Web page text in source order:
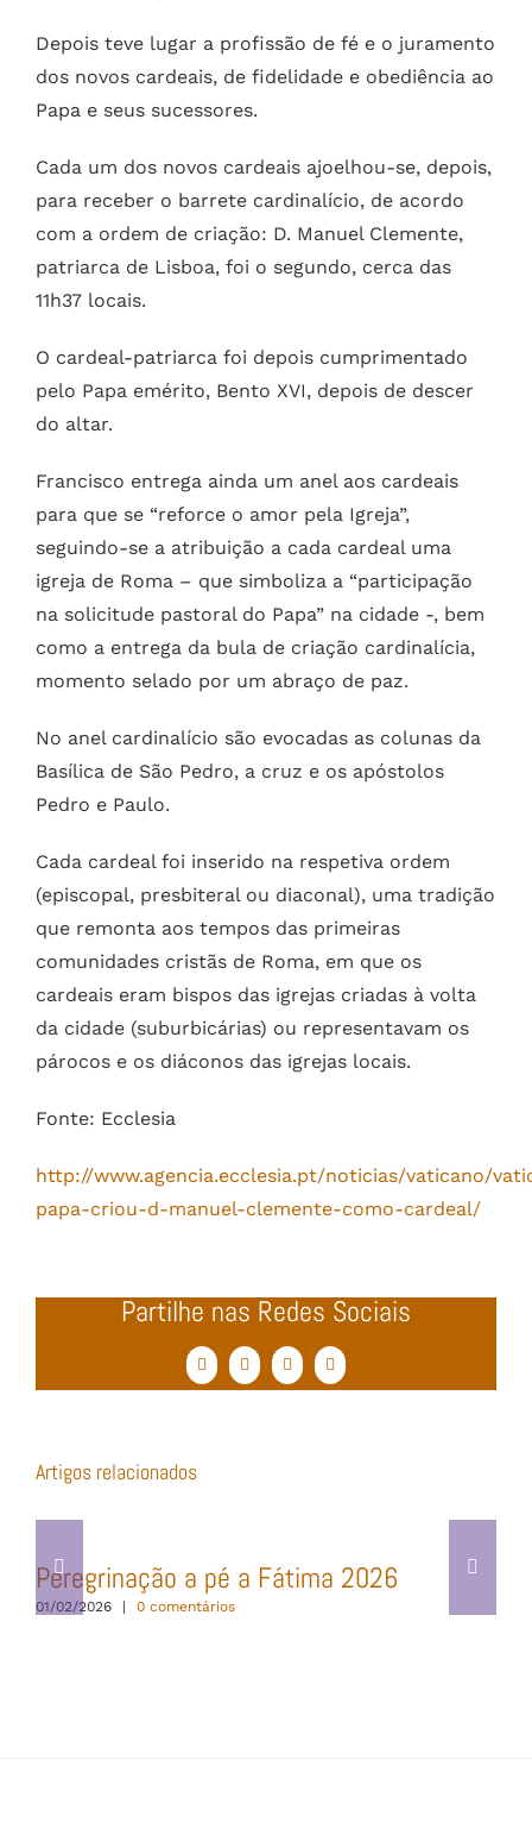
Depois teve lugar a profissão de fé e o juramento
dos novos cardeais, de fidelidade e obediência ao
Papa e seus sucessores.
Cada um dos novos cardeais ajoelhou-se, depois,
para receber o barrete cardinalício, de acordo
com a ordem de criação: D. Manuel Clemente,
patriarca de Lisboa, foi o segundo, cerca das
11h37 locais.
O cardeal-patriarca foi depois cumprimentado
pelo Papa emérito, Bento XVI, depois de descer
do altar.
Francisco entrega ainda um anel aos cardeais
para que se “reforce o amor pela Igreja”,
seguindo-se a atribuição a cada cardeal uma
igreja de Roma – que simboliza a “participação
na solicitude pastoral do Papa” na cidade -, bem
como a entrega da bula de criação cardinalícia,
momento selado por um abraço de paz.
No anel cardinalício são evocadas as colunas da
Basílica de São Pedro, a cruz e os apóstolos
Pedro e Paulo.
Cada cardeal foi inserido na respetiva ordem
(episcopal, presbiteral ou diaconal), uma tradição
que remonta aos tempos das primeiras
comunidades cristãs de Roma, em que os
cardeais eram bispos das igrejas criadas à volta
da cidade (suburbicárias) ou representavam os
párocos e os diáconos das igrejas locais.
Fonte: Ecclesia
http://www.agencia.ecclesia.pt/noticias/vaticano/
papa-criou-d-manuel-clemente-como-cardeal/
Partilhe nas Redes Sociais
FacebookTwitterWhatsApp
Email
(necessário
Artigos relacionados
Peregrinação a pé a Fátima 2026
01/02/2026 | 0 comentários